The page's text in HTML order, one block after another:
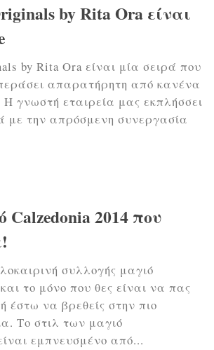
by Rita Ora είναι
by Rita Ora είναι μία σειρά που
απαρατήρητη από κανένα
Η γνωστή εταιρεία μας εκπλήσσει
με την απρόσμενη συνεργασία
2014 που
συλλογής μαγιό
το μόνο που θες είναι να πας
έστω να βρεθείς στην πιο
Το στιλ των μαγιό
εμπνευσμένο από...